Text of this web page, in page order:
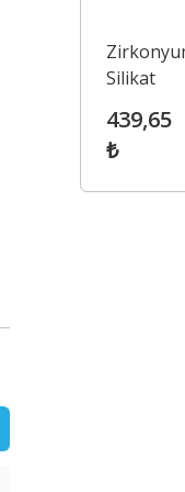
Silikat
Silicate)
439,65
₺